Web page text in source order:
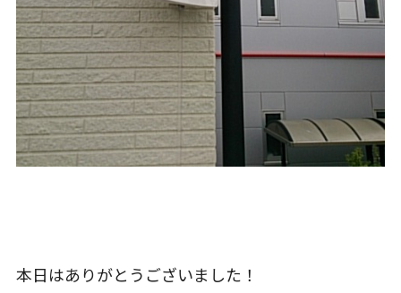
本日はありがとうございました！